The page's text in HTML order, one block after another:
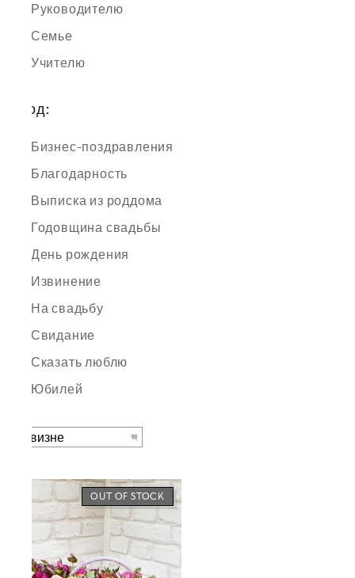
Руководителю
Семье
Учителю
Повод:
Бизнес-поздравления
Благодарность
Выписка из роддома
Годовщина свадьбы
День рождения
Извинение
На свадьбу
Свидание
Сказать люблю
Юбилей
OUT OF STOCK